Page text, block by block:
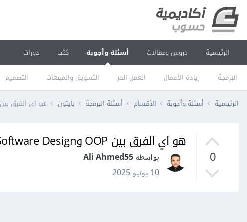
الرئيسية دروس ومقالات أسئلة وأجوبة
البرمجة ريادة الأعمال العمل الحر التسويق والمبيعات التصميم
كتب دورات
الرئيسية أسئلة وأجوبة الأقسام أسئلة البرمجة بايثون هو اي الفرق بين OOP وSoftware Design ؟
0
هو اي الفرق بين OOP وSoftware Design ؟
بواسطة Ali Ahmed55
10 يونيو 2025